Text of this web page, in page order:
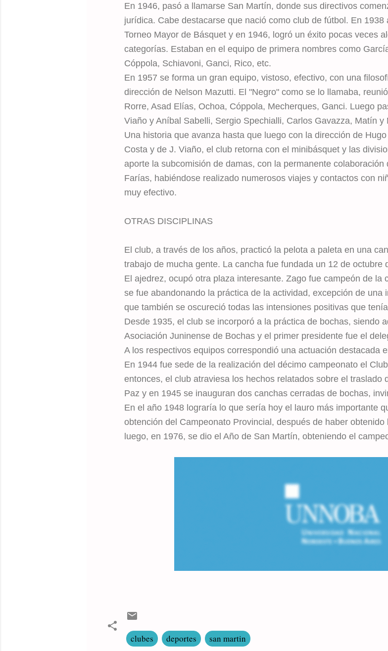
En 1946, pasó a llamarse San Martín, donde sus directivos
jurídica. Cabe destacarse que nació como club de fútbol. En
Torneo Mayor de Básquet y en 1946, logró un éxito pocas veces
categorías. Estaban en el equipo de primera nombres como
Cóppola, Schiavoni, Ganci, Rico, etc.
En 1957 se forma un gran equipo, vistoso, efectivo, con una
dirección de Nelson Mazutti. El "Negro" como se lo llamaba,
Rorre, Asad Elías, Ochoa, Cóppola, Mecherques, Ganci. Luego
Viaño y Aníbal Sabelli, Sergio Spechialli, Carlos Gavazza, Matín y
Una historia que avanza hasta que luego con la dirección de
Costa y de J. Viaño, el club retorna con el minibásquet y las
aporte la subcomisión de damas, con la permanente
Farías, habiéndose realizado numerosos viajes y contactos con
muy efectivo.
OTRAS DISCIPLINAS
El club, a través de los años, practicó la pelota a paleta en una
trabajo de mucha gente. La cancha fue fundada un 12 de octubre
El ajedrez, ocupó otra plaza interesante. Zago fue campeón de la
se fue abandonando la práctica de la actividad, excepción de una
que también se oscureció todas las intensiones positivas que
Desde 1935, el club se incorporó a la práctica de bochas, siendo
Asociación Juninense de Bochas y el primer presidente fue el
A los respectivos equipos correspondió una actuación destacada
En 1944 fue sede de la realización del décimo campeonato el
entonces, el club atraviesa los hechos relatados sobre el traslado
Paz y en 1945 se inauguran dos canchas cerradas de bochas,
En el año 1948 lograría lo que sería hoy el lauro más importante
obtención del Campeonato Provincial, después de haber
luego, en 1976, se dio el Año de San Martín, obteniendo el
clubes deportes san martin